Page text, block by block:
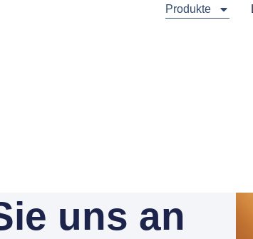
Produkte
uns an